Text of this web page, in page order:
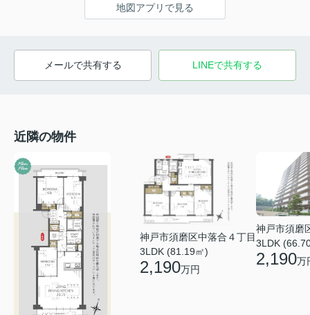
地図アプリで見る
メールで共有する LINEで共有する
近隣の物件
神戸市須磨区中落合４丁目
3LDK (81.19㎡)
2,190万円
神戸市須磨
3LDK
2,190万